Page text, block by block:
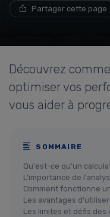
Partager cette page
Découvrez
optimiser vos
vous aider à
SOMMAIRE
Qu'est-ce qu'un
L'importance de
Comment fonctionne
Les avantages
Les limites et défis des